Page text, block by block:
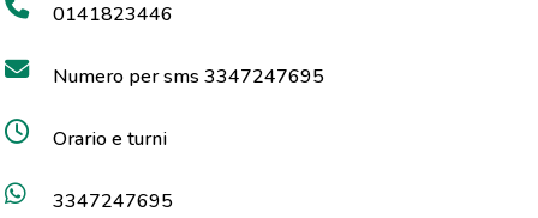
0141823446
Numero per sms 3347247695
Orario e turni
3347247695